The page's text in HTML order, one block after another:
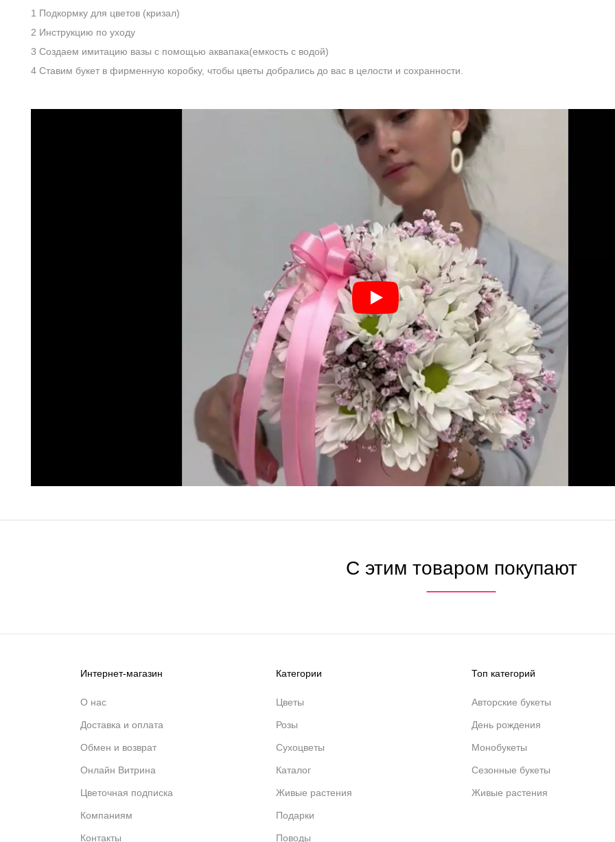
1 Подкормку для цветов (кризал)
2 Инструкцию по уходу
3 Создаем имитацию вазы с помощью аквапака(емкость с водой)
4 Ставим букет в фирменную коробку, чтобы цветы добрались до вас в целости и сохранности.
С этим товаром покупают
Интернет-магазин
О нас
Доставка и оплата
Обмен и возврат
Онлайн Витрина
Цветочная подписка
Компаниям
Контакты
Категории
Цветы
Розы
Сухоцветы
Каталог
Живые растения
Подарки
Поводы
Топ категорий
Авторские букеты
День рождения
Монобукеты
Сезонные букеты
Живые растения